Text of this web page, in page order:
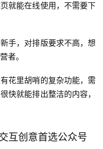
就能在线使用，不需要下
手，对排版要求不高，想
者。
花里胡哨的复杂功能，需
快就能排出整洁的内容，
互创意首选公众号